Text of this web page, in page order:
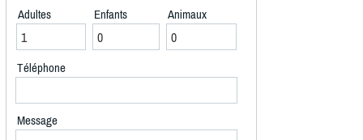
Adultes Enfants Animaux
Téléphone
Message